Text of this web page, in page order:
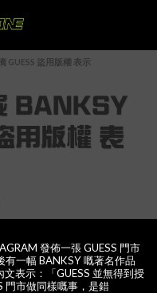
GUESS 盜用版權 表示
BANKSY
用版權 表
發佈一張 GUESS 門市
有一幅 BANKSY 嘅著名作品
文表示：「GUESS 並無得到授
門市做同樣嘅事，是錯